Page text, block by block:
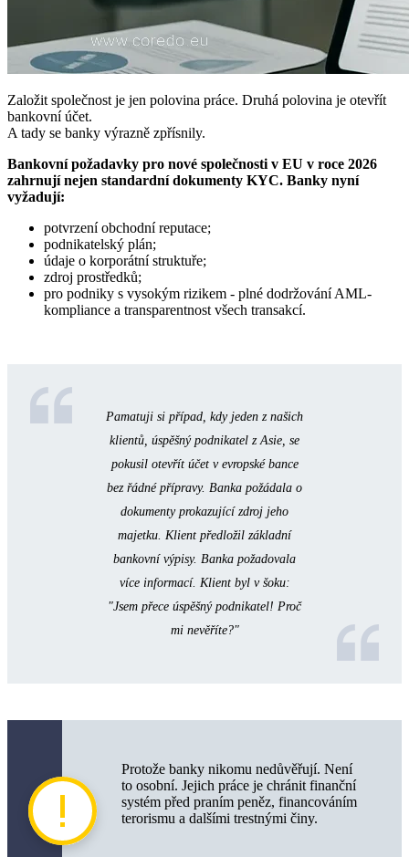
Založit společnost je jen polovina práce. Druhá polovina je otevřít
bankovní účet.
A tady se banky výrazně zpřísnily.
Bankovní požadavky pro nové společnosti v EU v roce 2026
zahrnují nejen standardní dokumenty KYC. Banky nyní
vyžadují:
potvrzení obchodní reputace;
podnikatelský plán;
údaje o korporátní struktuře;
zdroj prostředků;
pro podniky s vysokým rizikem - plné dodržování AML-
kompliance a transparentnost všech transakcí.
Pamatuji si případ, kdy jeden z našich
klientů, úspěšný podnikatel z Asie, se
pokusil otevřít účet v evropské bance
bez řádné přípravy. Banka požádala o
dokumenty prokazující zdroj jeho
majetku. Klient předložil základní
bankovní výpisy. Banka požadovala
více informací. Klient byl v šoku:
"Jsem přece úspěšný podnikatel! Proč
mi nevěříte?"
Protože banky nikomu nedůvěřují. Není
to osobní. Jejich práce je chránit finanční
systém před praním peněz, financováním
terorismu a dalšími trestnými činy.